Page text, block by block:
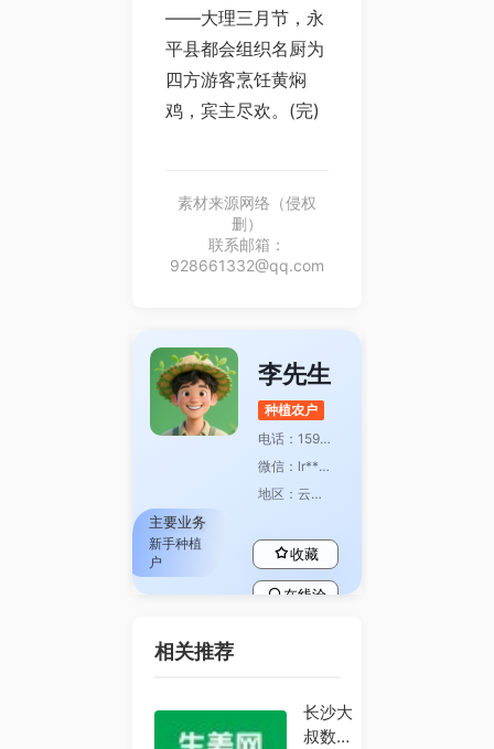
——大理三月节，永
平县都会组织名厨为
四方游客烹饪黄焖
鸡，宾主尽欢。(完)
素材来源网络（侵权
删）
联系邮箱：
928661332@qq.com
李先生
种植农户
电话：159********
微信：lr*****
地区：云南省红河州绿春县
主要业务
新手种植
户
收藏
在线洽
相关推荐
长沙大
叔数十